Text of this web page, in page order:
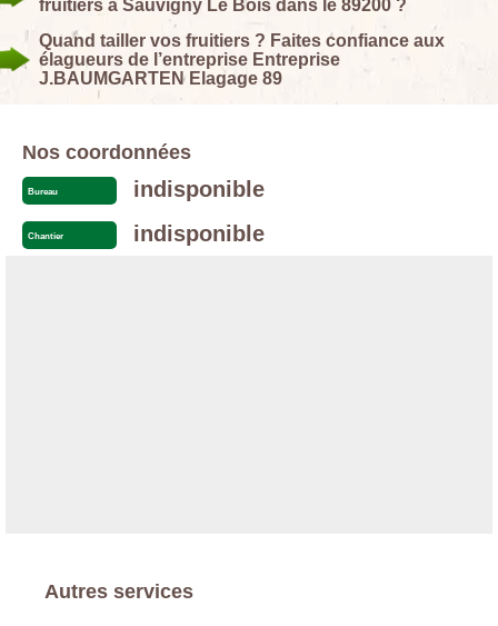
fruitiers à Sauvigny Le Bois dans le 89200 ?
Quand tailler vos fruitiers ? Faites confiance aux
élagueurs de l’entreprise Entreprise
J.BAUMGARTEN Elagage 89
Nos coordonnées
Bureau indisponible
Chantier indisponible
Autres services